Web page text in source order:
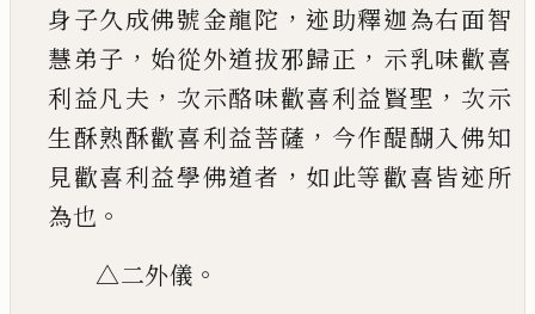
身子久成佛號金龍陀 ，迹助釋迦為右面智
慧弟子 ， 始從外道拔邪歸正 ， 示乳味歡喜
利益凡夫 ， 次示酪味歡喜利益賢聖 ， 次示
生酥熟酥歡喜利益菩薩 ， 今作醍醐入佛知
見歡喜利益學佛道者 ， 如此等歡喜皆迹所
為也 。
△二外儀 。